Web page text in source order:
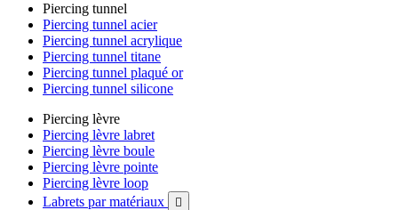
Piercing tunnel
Piercing tunnel acier
Piercing tunnel acrylique
Piercing tunnel titane
Piercing tunnel plaqué or
Piercing tunnel silicone
Piercing lèvre
Piercing lèvre labret
Piercing lèvre boule
Piercing lèvre pointe
Piercing lèvre loop
Labrets par matériaux
